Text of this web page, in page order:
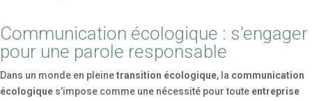
Communication écologique : s’engager
pour une parole responsable
Dans un monde en pleinetransition écologique, la communication
écologique s’impose comme une nécessité pour toute entreprise